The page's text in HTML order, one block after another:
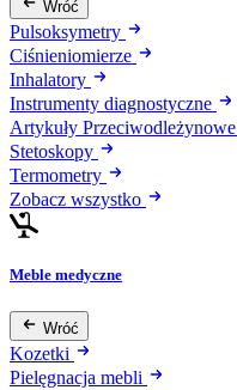
Wróć
Pulsoksymetry
Ciśnieniomierze
Inhalatory
Instrumenty diagnostyczne
Artykuły Przeciwodleżynowe
Stetoskopy
Termometry
Zobacz wszystko
Meble medyczne
Wróć
Kozetki
Pielęgnacja mebli